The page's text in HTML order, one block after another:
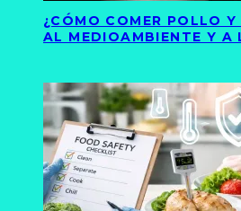
¿CÓMO COMER POLLO
AL MEDIOAMBIENTE Y A